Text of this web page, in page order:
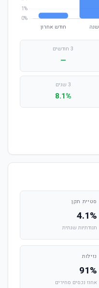
3 חודשים
—
3 שנים
8.1%
סטיית תקן
4.1%
תנודתיות שנתית
נזילות
91%
אחוז נכסים סחירים